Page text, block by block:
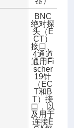
BNC
绝对探
头（E
CT）
接口、
4通道
通用Fi
scher
19针
（EC
T和B
T）接
口，以
及用于
连接E